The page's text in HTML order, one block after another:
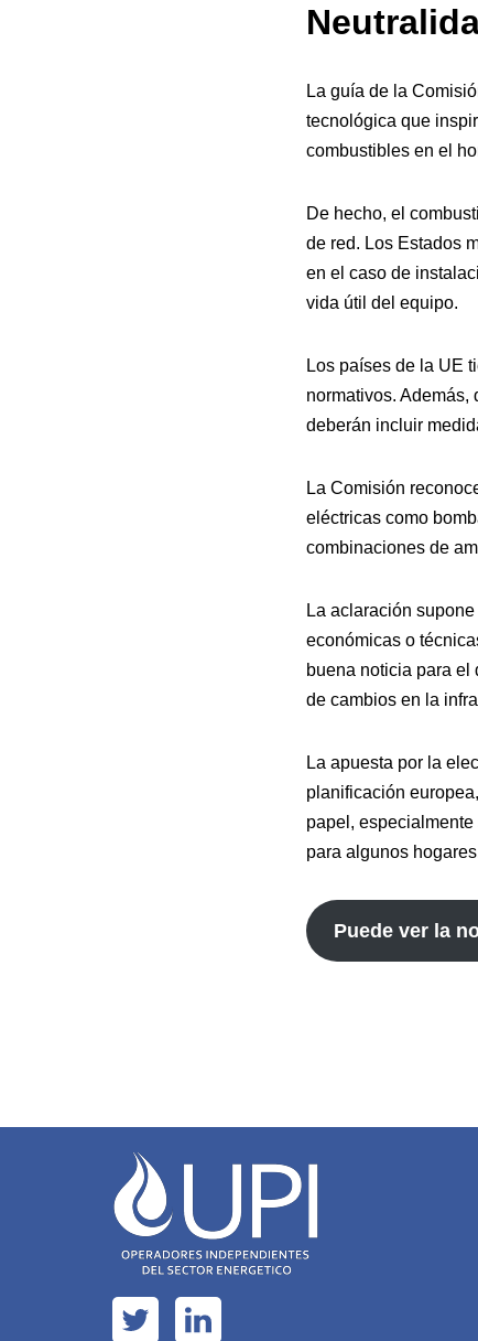
La guía de la
tecnológica que
combustibles en el
De hecho, el
de red. Los Estados
en el caso de
vida útil del equipo.
Los países de la UE
normativos.
deberán incluir
La Comisión
eléctricas como
combinaciones de
La aclaración
económicas o
buena noticia para el
de cambios en la
La apuesta por la
planificación
papel,
para algunos
Puede ver la